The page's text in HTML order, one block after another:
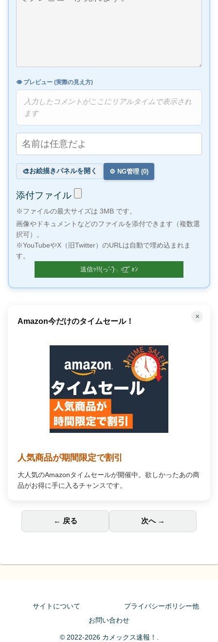
👁️ プレビュー (実際の見え方)
入力したコメントがここにリアルタイムで表示され
ます
🎨お絵描きパネルを開く ⚙️ NG管理 (0)
添付ファイル
※ファイルの最大サイズは 3MB です。
画像やドキュメントなどのファイルを添付できます（複数選
択可）。
※YouTubeやX（旧Twitter）のURLは自動で埋め込まれま
す。
×
Amazon今だけのタイムセール！
人気商品が期間限定で割引
大人気のAmazonタイムセールが開催中。欲しかったあの商
品がお得に手に入るチャンスです。
← 戻る 次へ →
サイトについて
プライバシーポリシー他
お問い合わせ
© 2022-2026 カメックス速報！.